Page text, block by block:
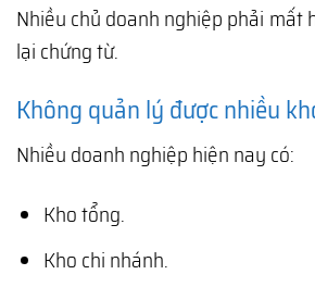
Nhiều chủ doanh nghiệp phải mất
lại chứng từ.
Không quản lý được nhiều
Nhiều doanh nghiệp hiện nay có:
Kho tổng.
Kho chi nhánh.